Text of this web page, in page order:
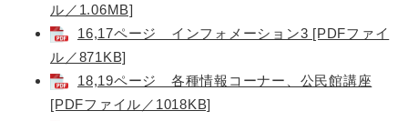
ル／1.06MB]
16,17ページ インフォメーション3 [PDFファイ
ル／871KB]
18,19ページ 各種情報コーナー、公民館講座
[PDFファイル／1018KB]